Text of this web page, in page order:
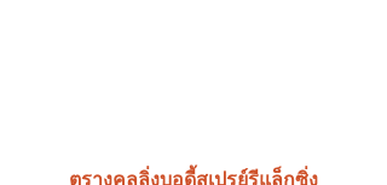
ตรางูคูลลิ่งบอดี้สเปรย์รีแล็กซิ่ง